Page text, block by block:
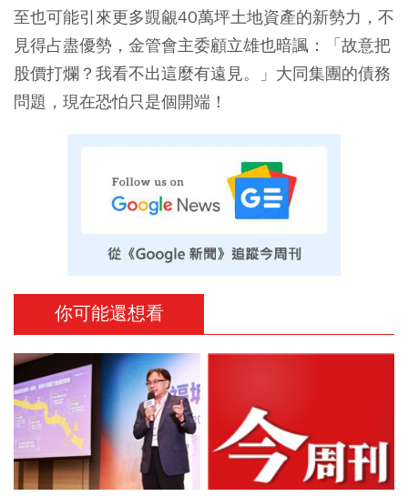
至也可能引來更多覬覦40萬坪土地資產的新勢力，不
見得占盡優勢，金管會主委顧立雄也暗諷：「故意把
股價打爛？我看不出這麼有遠見。」大同集團的債務
問題，現在恐怕只是個開端！
你可能還想看